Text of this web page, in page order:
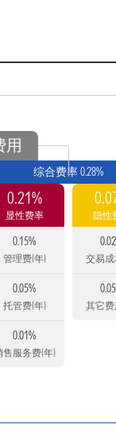
用
综合费率 0.28%
0.21%
显性费率
0.15%
管理费(年)
0.05%
托管费(年)
0.01%
售服务费(年)
隐性
交易成
其它费